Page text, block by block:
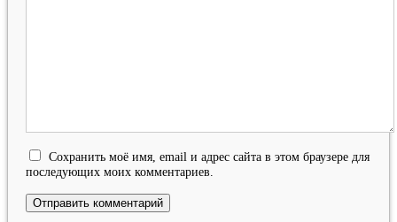
Сохранить моё имя, email и адрес сайта в этом браузере для
последующих моих комментариев.